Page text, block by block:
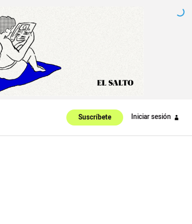
Suscríbete Iniciar sesión